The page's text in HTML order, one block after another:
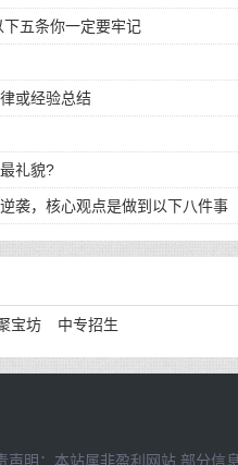
五条你一定要牢记
或经验总结
礼貌?
袭，核心观点是做到以下八件事
宝坊 中专招生
声明：本站属非盈利网站,部分信